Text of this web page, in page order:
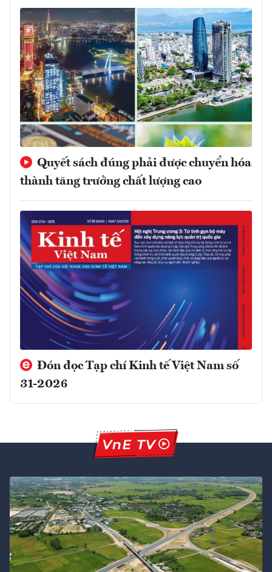
Quyết sách đúng phải được chuyển hóa
thành tăng trưởng chất lượng cao
Đón đọc Tạp chí Kinh tế Việt Nam số
31-2026